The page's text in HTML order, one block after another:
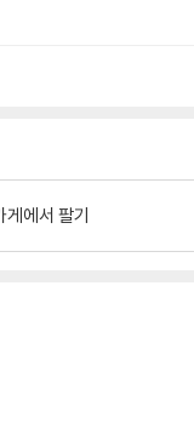
게에서 팔기